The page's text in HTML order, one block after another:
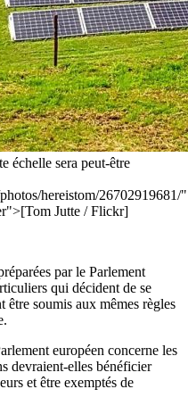
échelle sera peut-être
hereistom/26702919681/"
Jutte / Flickr]
par le Parlement
qui décident de se
être soumis aux mêmes règles
européen concerne les
devraient-elles bénéficier
et être exemptés de